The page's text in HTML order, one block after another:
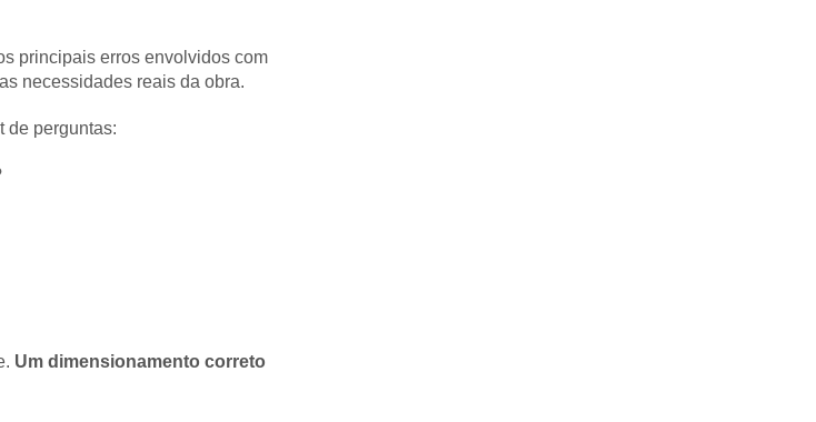
principais erros envolvidos com
necessidades reais da obra.
de perguntas:
Um dimensionamento correto